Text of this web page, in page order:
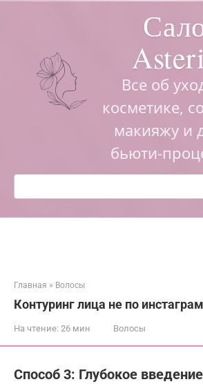
Все об
косметике,
макияжу и
бьюти-
Поиск:
Главная » Волосы
Контуринг лица не по
На чтение: 26 мин Волосы
Способ 3: Глубокое